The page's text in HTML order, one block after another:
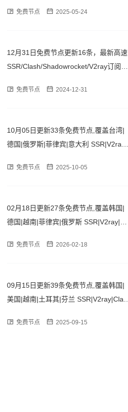
免费节点 2025-05-24
12月31日免费节点更新16条，最新高速
SSR/Clash/Shadowrocket/V2ray订阅链
免费节点 2024-12-31
10月05日更新33条免费节点,覆盖台湾|
德国|俄罗斯|菲律宾|意大利 SSR|V2ray|
免费节点 2025-10-05
02月18日更新27条免费节点,覆盖韩国|
德国|越南|菲律宾|俄罗斯 SSR|V2ray|Cla
免费节点 2026-02-18
09月15日更新39条免费节点,覆盖韩国|
美国|越南|土耳其|芬兰 SSR|V2ray|Clas
免费节点 2025-09-15